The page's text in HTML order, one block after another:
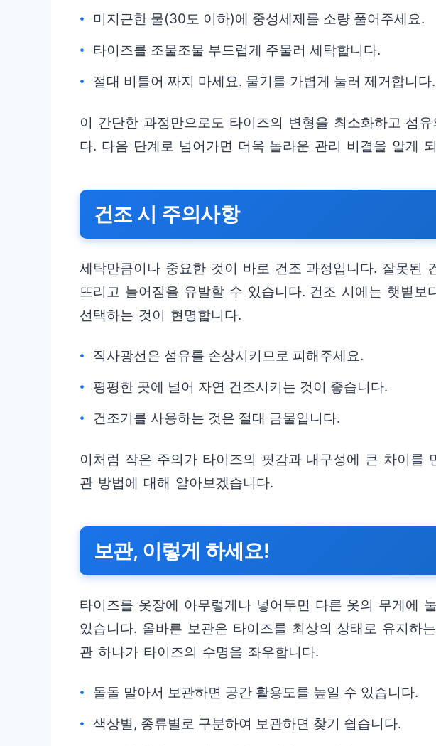
미지근한 물(30도 이하)에 중성세제를 소량 풀어주세요.
타이즈를 조물조물 부드럽게 주물러 세탁합니다.
절대 비틀어 짜지 마세요. 물기를 가볍게 눌러 제거합니다.
이 간단한 과정만으로도 타이즈의 변형을 최소화하고 섬
다. 다음 단계로 넘어가면 더욱 놀라운 관리 비결을 알게
건조 시 주의사항
세탁만큼이나 중요한 것이 바로 건조 과정입니다. 잘못된
뜨리고 늘어짐을 유발할 수 있습니다. 건조 시에는 햇볕보
선택하는 것이 현명합니다.
직사광선은 섬유를 손상시키므로 피해주세요.
평평한 곳에 널어 자연 건조시키는 것이 좋습니다.
건조기를 사용하는 것은 절대 금물입니다.
이처럼 작은 주의가 타이즈의 핏감과 내구성에 큰 차이를
관 방법에 대해 알아보겠습니다.
보관, 이렇게 하세요!
타이즈를 옷장에 아무렇게나 넣어두면 다른 옷의 무게에
있습니다. 올바른 보관은 타이즈를 최상의 상태로 유지하
관 하나가 타이즈의 수명을 좌우합니다.
돌돌 말아서 보관하면 공간 활용도를 높일 수 있습니다.
색상별, 종류별로 구분하여 보관하면 찾기 쉽습니다.